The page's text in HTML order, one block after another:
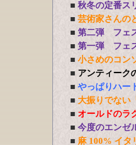
■ 秋冬の定番ス
■ 芸術家さんの
■ 第二弾 フェ
■ 第一弾 フェ
■ 小さめのコン
■ アンティーク
■ やっぱりハー
■ 大振りでない
■ オールドのラ
■ 今度のエンゼ
■ 麻 100% イ